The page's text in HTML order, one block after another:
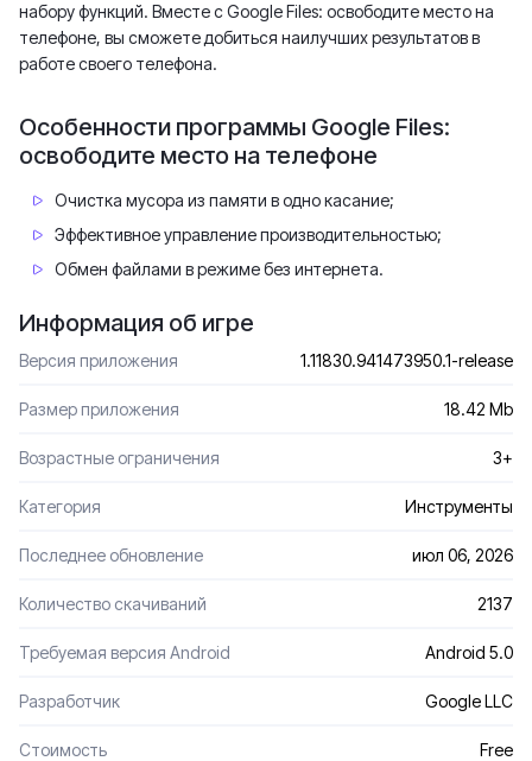
набору функций. Вместе с Google Files: освободите место на
телефоне, вы сможете добиться наилучших результатов в
работе своего телефона.
Особенности программы Google Files:
освободите место на телефоне
Очистка мусора из памяти в одно касание;
Эффективное управление производительностью;
Обмен файлами в режиме без интернета.
Информация об игре
Версия приложения 1.11830.941473950.1-release
Размер приложения 18.42 Mb
Возрастные ограничения 3+
Категория Инструменты
Последнее обновление июл 06, 2026
Количество скачиваний 2137
Требуемая версия Android Android 5.0
Разработчик Google LLC
Стоимость Free